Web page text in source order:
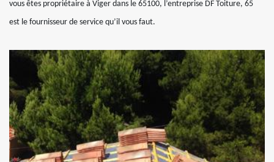
vous êtes propriétaire à Viger dans le 65100, l’entreprise DF Toiture, 65
est le fournisseur de service qu’il vous faut.